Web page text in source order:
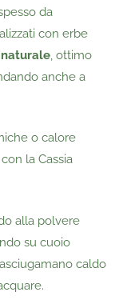
da
con erbe
, ottimo
anche a
o calore
la Cassia
alla polvere
su cuoio
caldo